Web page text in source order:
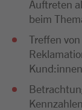
Auftreten
beim
Treffen
Kund:innen